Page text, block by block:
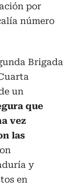
por
número
Brigada
un
que
vez
las
y
en